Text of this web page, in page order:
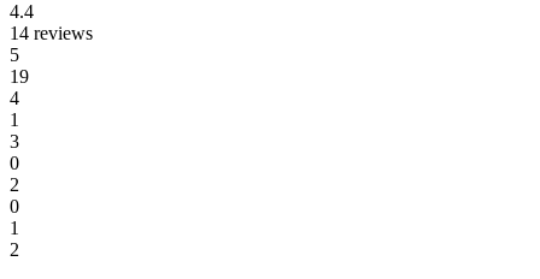
4.4
14 reviews
5
19
4
1
3
0
2
0
1
2